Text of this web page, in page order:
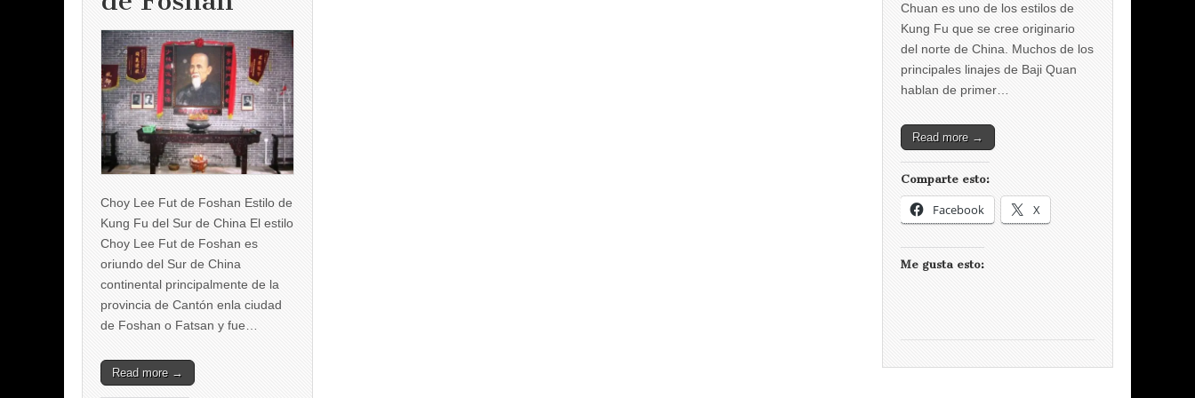
Choy Lee Fut de Foshan Estilo de
Kung Fu del Sur de China El estilo
Choy Lee Fut de Foshan es
oriundo del Sur de China
continental principalmente de la
provincia de Cantón enla ciudad
de Foshan o Fatsan y fue…
Read more →
Chuan es uno de los estilos de
Kung Fu que se cree originario
del norte de China. Muchos de los
principales linajes de Baji Quan
hablan de primer…
Read more →
Comparte esto:
Facebook X
Me gusta esto: